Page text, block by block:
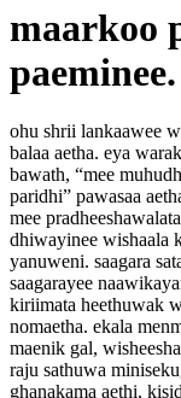
maarkoo
paeminee.
ohu shrii lankaawee
balaa aetha. eya
bawath, “mee
paridhi” pawasaa
mee
dhiwayinee wishaala
yanuweni. saagara
saagarayee
kiriimata heethuwak
nomaetha. ekala
maenik gal,
raju sathuwa
ghanakama aethi,